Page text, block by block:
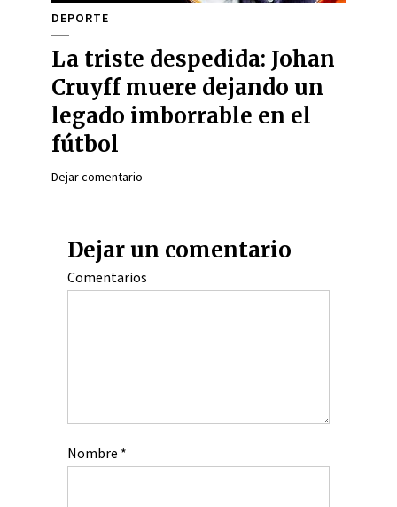
DEPORTE
La triste despedida: Johan
Cruyff muere dejando un
legado imborrable en el
fútbol
Dejar comentario
Dejar un comentario
Comentarios
Nombre *